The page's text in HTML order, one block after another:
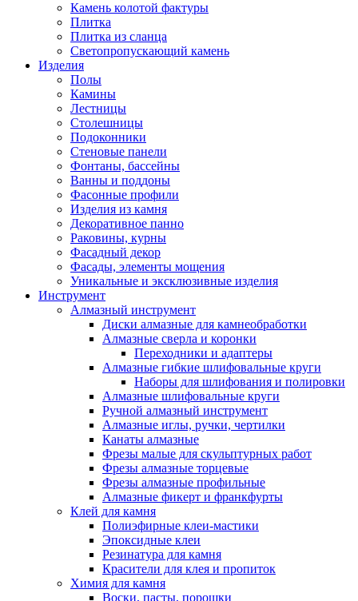
Камень колотой фактуры
Плитка
Плитка из сланца
Светопропускающий камень
Изделия
Полы
Камины
Лестницы
Столешницы
Подоконники
Стеновые панели
Фонтаны, бассейны
Ванны и поддоны
Фасонные профили
Изделия из камня
Декоративное панно
Раковины, курны
Фасадный декор
Фасады, элементы мощения
Уникальные и эксклюзивные изделия
Инструмент
Алмазный инструмент
Диски алмазные для камнеобработки
Алмазные сверла и коронки
Переходники и адаптеры
Алмазные гибкие шлифовальные круги
Наборы для шлифования и полировки
Алмазные шлифовальные круги
Ручной алмазный инструмент
Алмазные иглы, ручки, чертилки
Канаты алмазные
Фрезы малые для скульптурных работ
Фрезы алмазные торцевые
Фрезы алмазные профильные
Алмазные фикерт и франкфурты
Клей для камня
Полиэфирные клеи-мастики
Эпоксидные клеи
Резинатура для камня
Красители для клея и пропиток
Химия для камня
Воски, пасты, порошки